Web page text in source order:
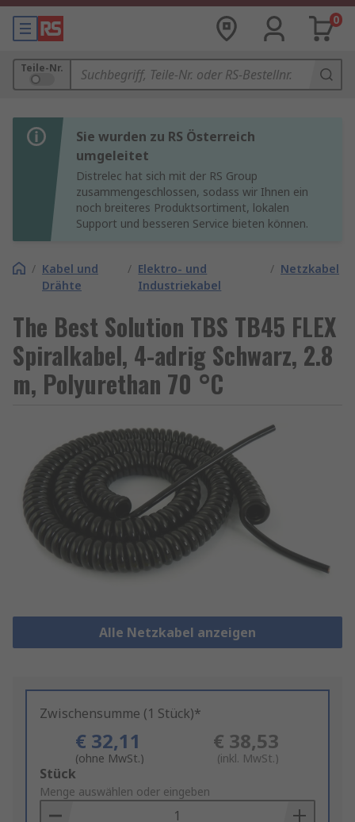
0
Teile-Nr.
Sie wurden zu RS Österreich
umgeleitet
Distrelec hat sich mit der RS Group
zusammengeschlossen, sodass wir Ihnen ein
noch breiteres Produktsortiment, lokalen
Support und besseren Service bieten können.
/ Kabel und
Drähte
/ Elektro- und
Industriekabel
/ Netzkabel
The Best Solution TBS TB45 FLEX
Spiralkabel, 4-adrig Schwarz, 2.8
m, Polyurethan 70 °C
Alle Netzkabel anzeigen
Zwischensumme (1 Stück)*
€ 32,11
(ohne MwSt.)
€ 38,53
(inkl. MwSt.)
Add
to
Basket
Stück
Menge auswählen oder eingeben